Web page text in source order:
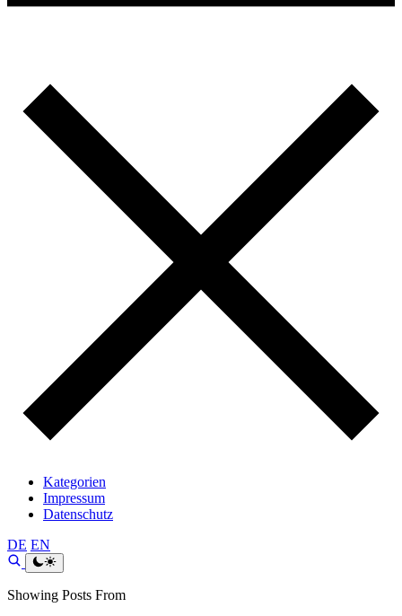
Kategorien
Impressum
Datenschutz
DE EN
Showing Posts From